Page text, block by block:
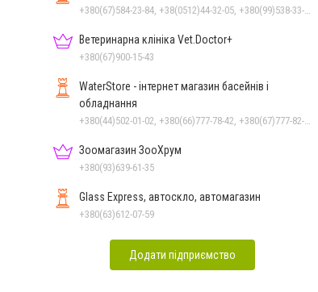
Ветеринарна клініка Vet.Doctor+
+380(67)900-15-43
WaterStore - інтернет магазин басейнів і
обладнання
Зоомагазин ЗооХрум
+380(93)639-61-35
Glass Express, автоскло, автомагазин
+380(63)612-07-59
Додати підприємство